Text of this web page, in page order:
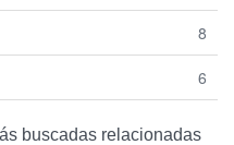
8
6
buscadas relacionadas